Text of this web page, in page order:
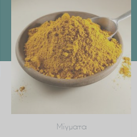
Μίγματα
range:
€ 2.99
through
€ 29.90